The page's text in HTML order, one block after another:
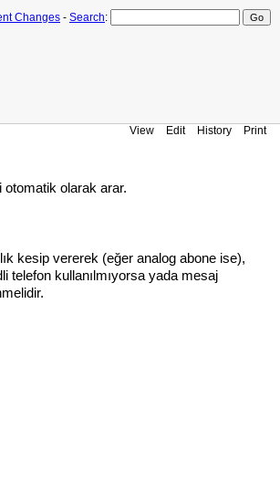
Changes - Search:
View Edit History Print
otomatik olarak arar.
kesip vererek (eğer analog abone ise),
telefon kullanılmıyorsa yada mesaj